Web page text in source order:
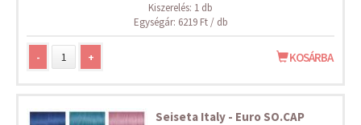
Kiszerelés: 1 db
Egységár: 6219 Ft / db
- + KOSÁRBA
Seiseta Italy - Euro SO.CAP